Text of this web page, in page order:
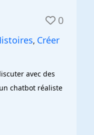
0
, Créer
avec des
chatbot réaliste